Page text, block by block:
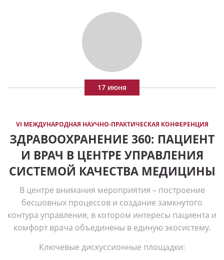
17 июня
VI МЕЖДУНАРОДНАЯ НАУЧНО-ПРАКТИЧЕСКАЯ КОНФЕРЕНЦИЯ
ЗДРАВООХРАНЕНИЕ 360: ПАЦИЕНТ
И ВРАЧ В ЦЕНТРЕ УПРАВЛЕНИЯ
СИСТЕМОЙ КАЧЕСТВА МЕДИЦИНЫ
В центре внимания мероприятия – построение
бесшовных процессов и создание замкнутого
контура управления, в котором интересы пациента и
комфорт врача объединены в единую экосистему.
Ключевые дискуссионные площадки: